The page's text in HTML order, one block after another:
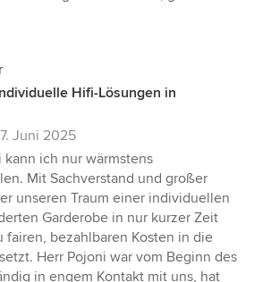
Hifi-Lösungen in
7. Juni 2025
kann ich nur wärmstens
Mit Sachverstand und großer
unseren Traum einer individuellen
Garderobe in nur kurzer Zeit
fairen, bezahlbaren Kosten in die
Herr Pojoni war vom Beginn des
in engem Kontakt mit uns, hat